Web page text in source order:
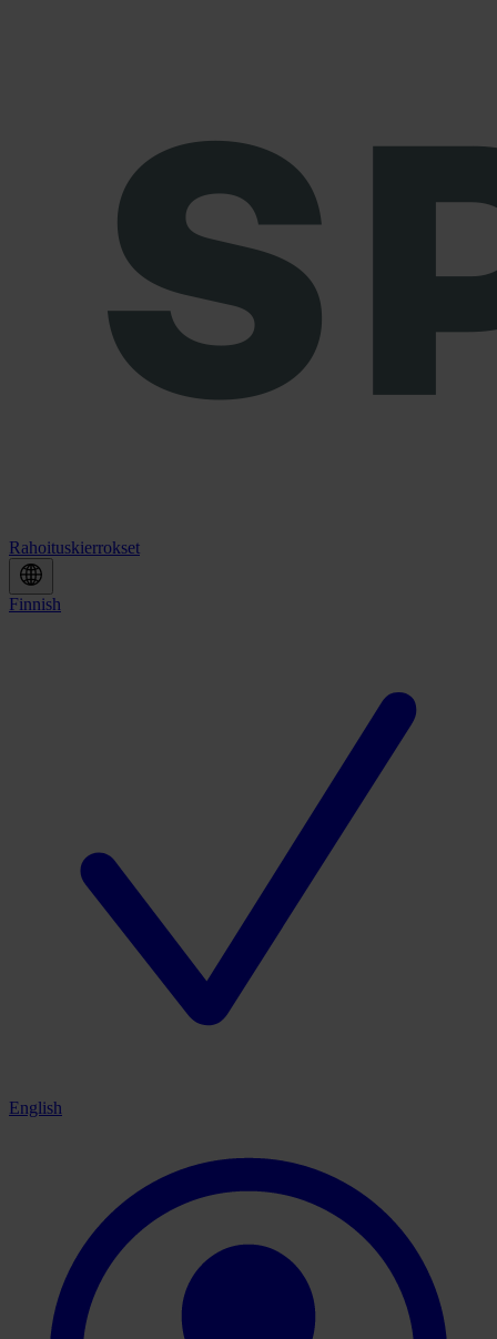
Rahoituskierrokset
Finnish
English